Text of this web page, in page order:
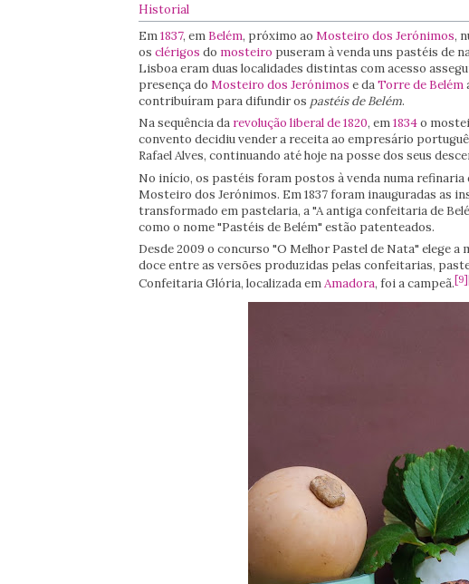
Historial
Em1837, em Belém, próximo ao Mosteiro dos Jerónimos,
os clérigos do mosteiro puseram à venda uns pastéis de
Lisboa eram duas localidades distintas com acesso
presença do Mosteiro dos Jerónimos e daTorre de Belém
contribuíram para difundir os pastéis de Belém.
Na sequência da revolução liberal de 1820, em1834o
convento decidiu vender a receita ao empresário
Rafael Alves, continuando até hoje na posse dos seus
No início, os pastéis foram postos à venda numa
Mosteiro dos Jerónimos. Em 1837 foram inauguradas as
transformado em pastelaria, a "A antiga confeitaria de
como o nome "Pastéis de Belém" estão patenteados.
Desde 2009 o concurso "O Melhor Pastel de Nata" elege
doce entre as versões produzidas pelas confeitarias,
Confeitaria Glória, localizada emAmadora, foi a campeã.[9]